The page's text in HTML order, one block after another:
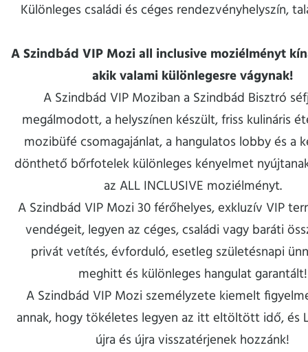
Különleges családi és céges rendezvényhelyszín,
A Szindbád VIP Mozi all inclusive moziélményt
akik valami különlegesre vágynak!
A Szindbád VIP Moziban a Szindbád Bisztró
megálmodott, a helyszínen készült, friss kulináris
mozibüfé csomagajánlat, a hangulatos lobby és a
dönthető bőrfotelek különleges kényelmet
az ALL INCLUSIVE moziélményt.
A Szindbád VIP Mozi 30 férőhelyes, exkluzív VIP
vendégeit, legyen az céges, családi vagy baráti
privát vetítés, évforduló, esetleg születésnapi
meghitt és különleges hangulat garantált!
A Szindbád VIP Mozi személyzete kiemelt
annak, hogy tökéletes legyen az itt eltöltött idő, és
újra és újra visszatérjenek hozzánk!